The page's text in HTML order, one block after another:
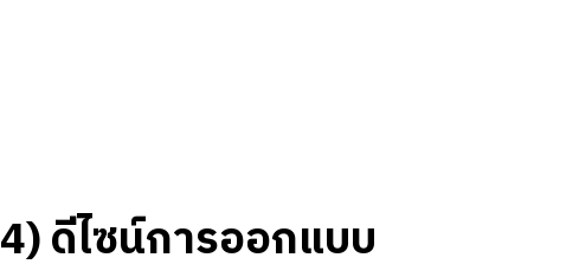
4) ดีไซน์การออกแบบ